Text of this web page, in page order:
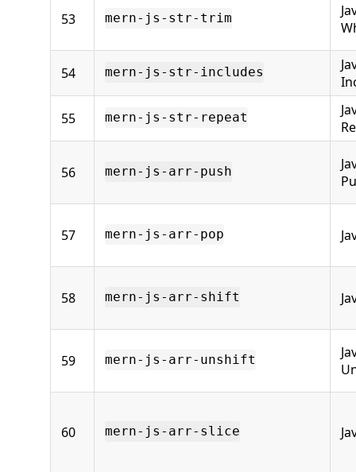
53 mern-js-str-trim
54 mern-js-str-includes
55 mern-js-str-repeat
56 mern-js-arr-push
57 mern-js-arr-pop
58 mern-js-arr-shift
59 mern-js-arr-unshift
60 mern-js-arr-slice